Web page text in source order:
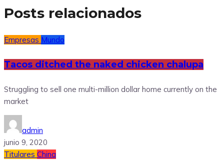
Posts relacionados
Empresas Mundo
Tacos ditched the naked chicken chalupa
Struggling to sell one multi-million dollar home currently on the
market
admin
junio 9, 2020
Titulares China